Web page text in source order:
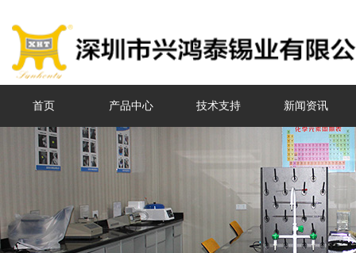
首页 产品中心 技术支持 新闻资讯